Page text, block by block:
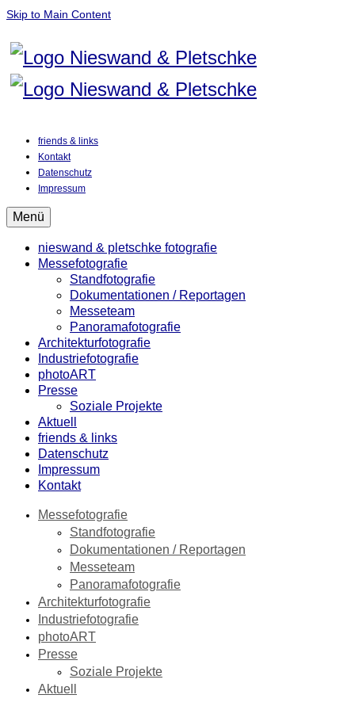
Skip to Main Content
friends & links
Kontakt
Datenschutz
Impressum
Menü
nieswand & pletschke fotografie
Messefotografie
Standfotografie
Dokumentationen / Reportagen
Messeteam
Panoramafotografie
Architekturfotografie
Industriefotografie
photoART
Presse
Soziale Projekte
Aktuell
friends & links
Datenschutz
Impressum
Kontakt
Messefotografie
Standfotografie
Dokumentationen / Reportagen
Messeteam
Panoramafotografie
Architekturfotografie
Industriefotografie
photoART
Presse
Soziale Projekte
Aktuell